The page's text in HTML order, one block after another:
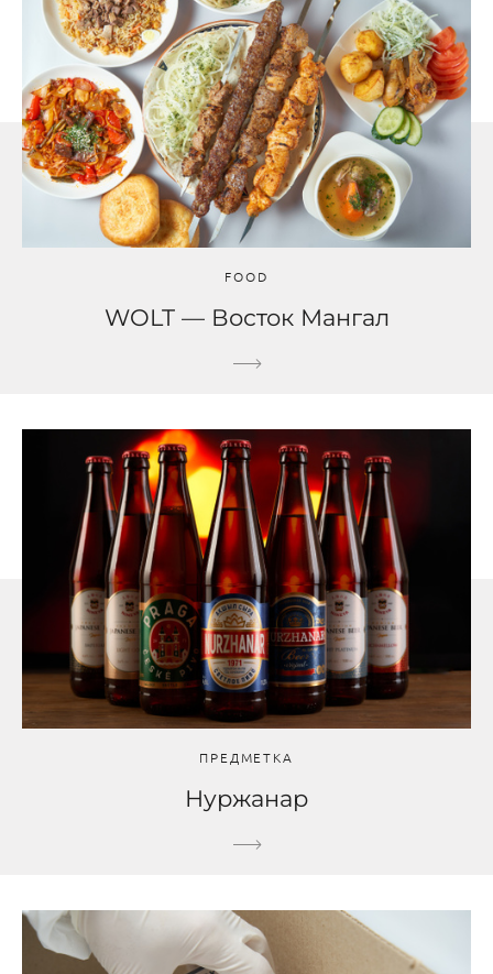
FOOD
WOLT — Восток Мангал
ПРЕДМЕТКА
Нуржанар